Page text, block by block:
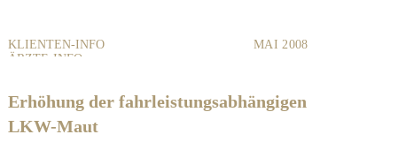
KLIENTEN-INFO
ÄRZTE-INFO
MAI 2008
Erhöhung der fahrleistungsabhängigen
LKW-Maut